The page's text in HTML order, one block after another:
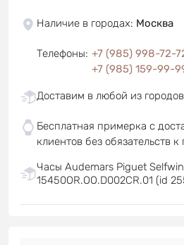
Наличие в городах: Москва
Телефоны: +7 (985) 998-72-
+7 (985) 159-99-
Доставим в любой из
Бесплатная примерка с
клиентов без обязательств к
Часы Audemars Piguet
15450OR.OO.D002CR.01 (id